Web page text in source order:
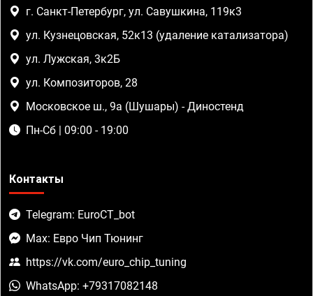
г. Санкт-Петербург, ул. Савушкина, 119к3
ул. Кузнецовская, 52к13 (удаление катализатора)
ул. Лужская, 3к2Б
ул. Композиторов, 28
Московское ш., 9а (Шушары) - Диностенд
Пн-Сб | 09:00 - 19:00
Контакты
Telegram: EuroCT_bot
Max: Евро Чип Тюнинг
https://vk.com/euro_chip_tuning
WhatsApp: +79317082148